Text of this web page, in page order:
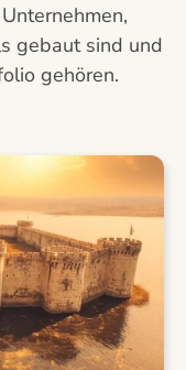
gebaut sind und
gehören.